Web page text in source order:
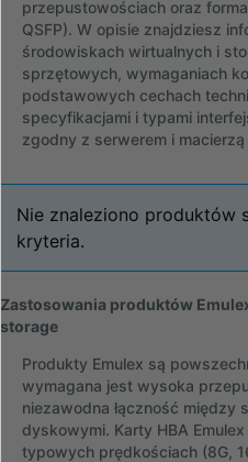
przepustowościach oraz
QSFP). W opisie znajdziesz
środowiskach wirtualnych i
sprzętowych, wymaganiach
podstawowych cechach
specyfikacjami i typami
zgodny z serwerem i
Nie znaleziono produktów
kryteria.
Zastosowania produktów
storage
Produkty Emulex są
wymagana jest wysoka
niezawodna łączność między
dyskowymi. Karty HBA
typowych prędkościach (8G,